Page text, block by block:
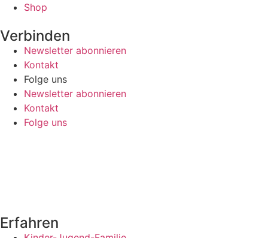
Shop
Verbinden
Newsletter abonnieren
Kontakt
Folge uns
Newsletter abonnieren
Kontakt
Folge uns
Erfahren